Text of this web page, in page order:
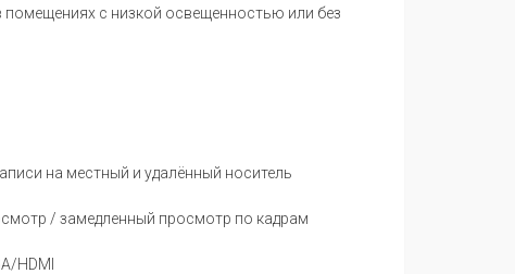
помещениях с низкой освещенностью или без
на местный и удалённый носитель
/ замедленный просмотр по кадрам
HDMI